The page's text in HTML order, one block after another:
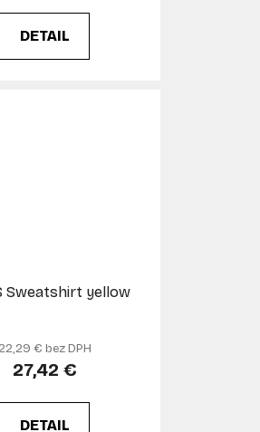
DETAIL
Sweatshirt yellow
€ bez DPH
27,42 €
DETAIL